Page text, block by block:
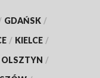
GDAŃSK /
/ KIELCE /
OLSZTYN /